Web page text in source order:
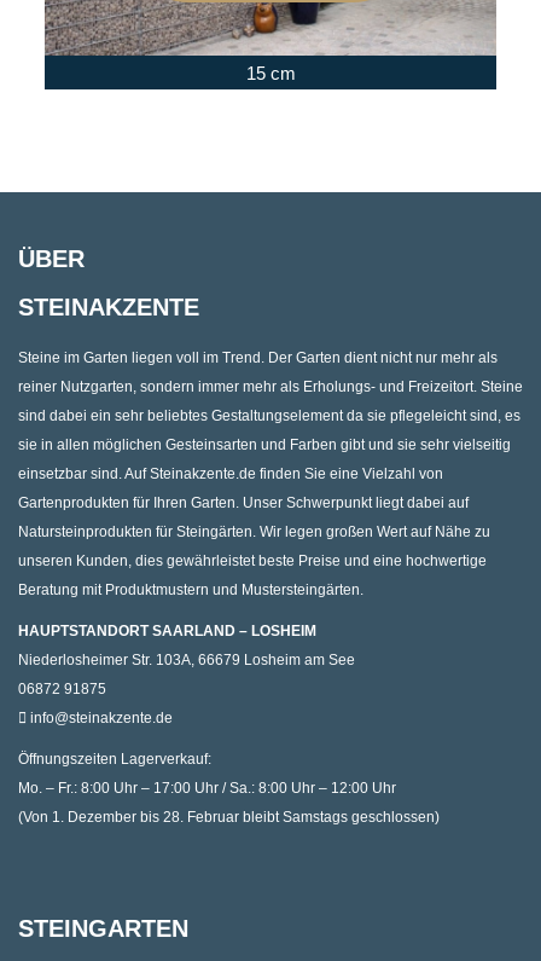
15 cm
ÜBER
STEINAKZENTE
Steine im Garten liegen voll im Trend. Der Garten dient nicht nur mehr als
reiner Nutzgarten, sondern immer mehr als Erholungs- und Freizeitort. Steine
sind dabei ein sehr beliebtes Gestaltungselement da sie pflegeleicht sind, es
sie in allen möglichen Gesteinsarten und Farben gibt und sie sehr vielseitig
einsetzbar sind. Auf Steinakzente.de finden Sie eine Vielzahl von
Gartenprodukten für Ihren Garten. Unser Schwerpunkt liegt dabei auf
Natursteinprodukten für Steingärten. Wir legen großen Wert auf Nähe zu
unseren Kunden, dies gewährleistet beste Preise und eine hochwertige
Beratung mit Produktmustern und Mustersteingärten.
HAUPTSTANDORT SAARLAND – LOSHEIM
Niederlosheimer Str. 103A, 66679 Losheim am See
06872 91875
info@steinakzente.de
Öffnungszeiten Lagerverkauf:
Mo. – Fr.: 8:00 Uhr – 17:00 Uhr / Sa.: 8:00 Uhr – 12:00 Uhr
(Von 1. Dezember bis 28. Februar bleibt Samstags geschlossen)
STEINGARTEN